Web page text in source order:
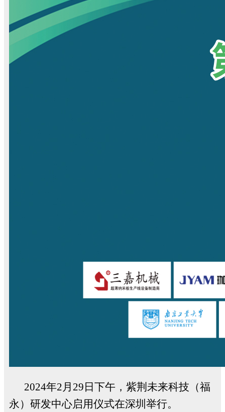
2024年2月 29 日下午，紫荆未来科技（福
永）研发中心启用仪式在深圳举行。